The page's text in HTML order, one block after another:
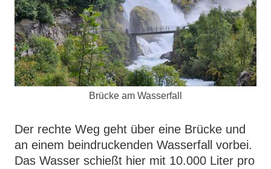
Brücke am Wasserfall
Der rechte Weg geht über eine Brücke und
an einem beindruckenden Wasserfall vorbei.
Das Wasser schießt hier mit 10.000 Liter pro